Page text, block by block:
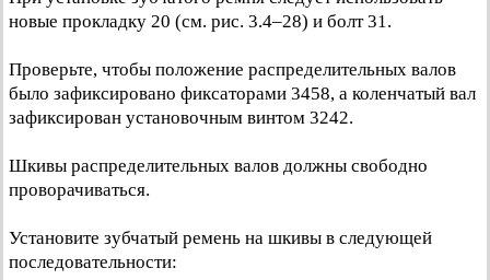
новые прокладку 20 (см. рис. 3.4–28) и болт 31.
Проверьте, чтобы положение распределительных валов
было зафиксировано фиксаторами 3458, а коленчатый вал
зафиксирован установочным винтом 3242.
Шкивы распределительных валов должны свободно
проворачиваться.
Установите зубчатый ремень на шкивы в следующей
последовательности: